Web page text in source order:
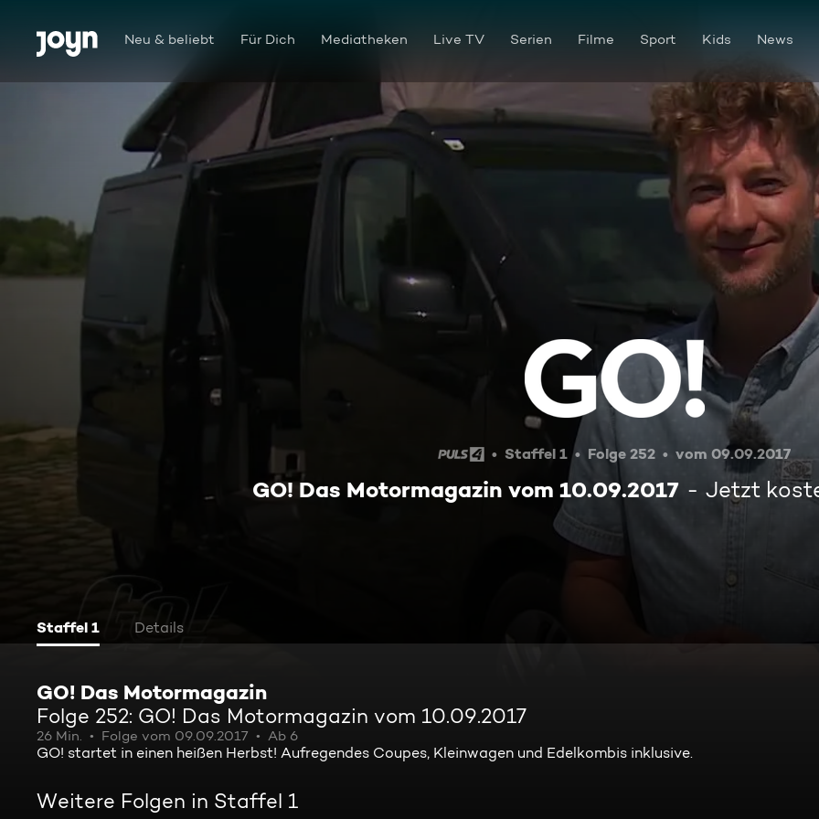
Zum Inhalt springen
Barrierefrei Neu & beliebt Für Dich Mediatheken Live TV Serien Filme Sport Kids News
GO! Das Motormagazin vom
Staffel 1 Folge 252 vom 09.09.2017
GO! Das Motormagazin vom 10.09.2017 Jetzt
Staffel 1 Details
GO! Das Motormagazin
Folge 252: GO! Das Motormagazin vom 10.09.2017
26 Min. Folge vom 09.09.2017 Ab 6
GO! startet in einen heißen Herbst! Aufregendes Coupes, Kleinwagen und Edelkombis inklusive.
Weitere Folgen in Staffel 1